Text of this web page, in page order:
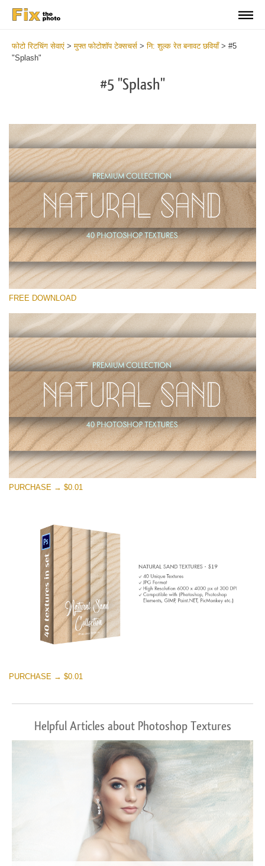
फोटो रिटचिंग सेवाएं >मुफ्त फोटोशॉप टेक्सचर्स >नि: शुल्क रेत बनावट छवियाँ> #5
"Splash"
#5 "Splash"
कृपया चुने
Small 800*533px
Natural Sand
(40 Textures)
Large 6000*4000px
Entire Collection
(1783 Overlays)
Large 6000*4000px
मुफ्त डाउनलोड
FREE DOWNLOAD
PURCHASE → $0.01
PURCHASE → $0.01
Helpful Articles about Photoshop Textures